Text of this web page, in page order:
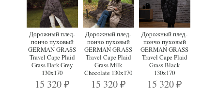
Дорожный плед-
пончо пуховый
GERMAN GRASS
Travel Cape Plaid
Grass Dark Grey
130х170
15 320 ₽
Дорожный плед-
пончо пуховый
GERMAN GRASS
Travel Cape Plaid
Grass Milk
Chocolate 130х170
15 320 ₽
Дорожный плед-
пончо пуховый
GERMAN GRASS
Travel Cape Plaid
Grass Black
130х170
15 320 ₽